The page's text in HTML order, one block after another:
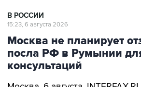
В РОССИИ
15:23, 6 августа 2026
Москва не планирует
посла РФ в Румынии
консультаций